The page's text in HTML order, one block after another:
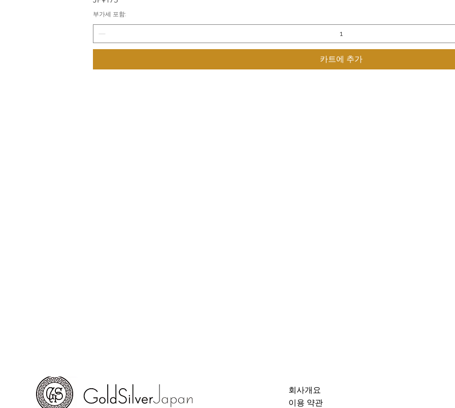
부가세 포함:
카트에 추가
회사개요
이용 약관